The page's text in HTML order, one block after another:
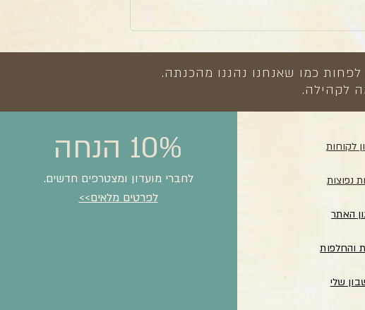
כמו שאנחנו נהננו מהכנתה.
לקהילה.
10% הנחה
לחברי מועדון ומצטרפים חדשים.
לפרטים מלאים>>
לקוחות
נפוצות
האתר
והחלפות
שלי